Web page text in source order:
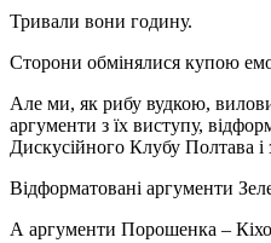
Тривали вони годину.
Сторони обмінялися купою
Але ми, як рибу вудкою,
аргументи з їх виступу,
Дискусійного Клубу Полтава і
Відформатовані аргументи
А аргументи Порошенка –